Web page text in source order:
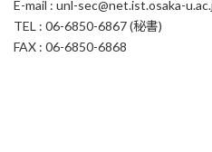
E-mail : unl-sec@net.ist.osaka-
TEL : 06-6850-6867 (秘書)
FAX : 06-6850-6868